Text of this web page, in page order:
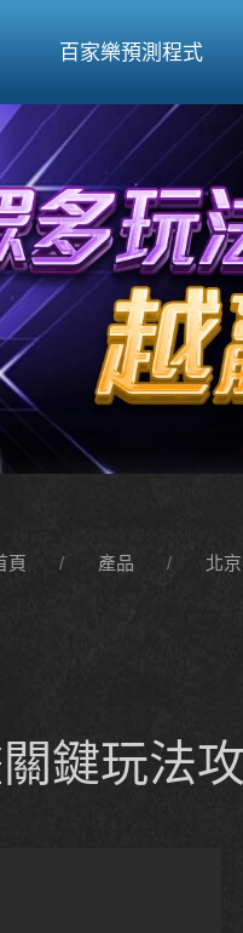
百家樂預測程式
頁 產品 北
鍵玩法